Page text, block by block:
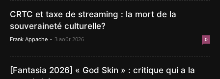
CRTC et taxe de streaming : la mort de la
souveraineté culturelle?
Frank Appache - 3 août 2026 0
[Fantasia 2026] « God Skin » : critique qui a la